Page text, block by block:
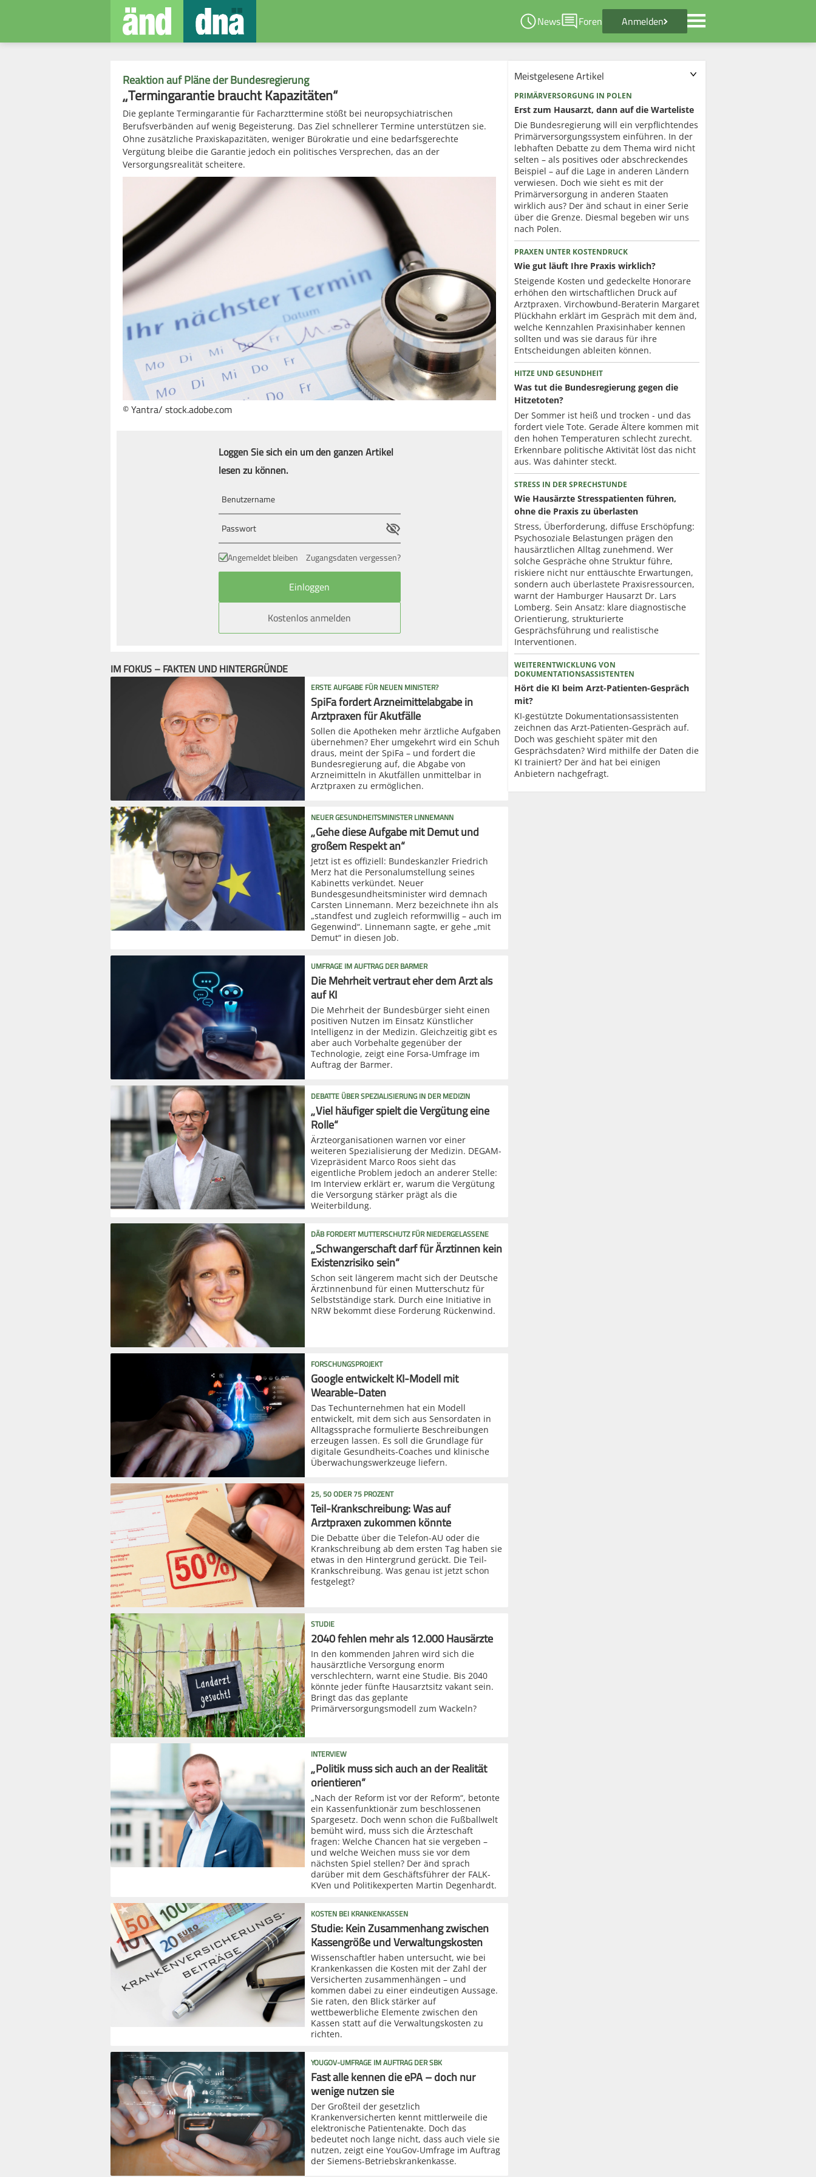
News Foren Anmelden
Reaktion auf Pläne der Bundesregierung
„Termingarantie braucht Kapazitäten“
Die geplante Termingarantie für Facharzttermine stößt bei neuropsychiatrischen
Berufsverbänden auf wenig Begeisterung. Das Ziel schnellerer Termine unterstützen sie.
Ohne zusätzliche Praxiskapazitäten, weniger Bürokratie und eine bedarfsgerechte
Vergütung bleibe die Garantie jedoch ein politisches Versprechen, das an der
Versorgungsrealität scheitere.
© Yantra/ stock.adobe.com
Loggen Sie sich ein um den ganzen Artikel
lesen zu können.
Angemeldet bleiben Zugangsdaten vergessen?
Kostenlos anmelden
IM FOKUS – FAKTEN UND HINTERGRÜNDE
ERSTE AUFGABE FÜR NEUEN MINISTER?
SpiFa fordert Arzneimittelabgabe in
Arztpraxen für Akutfälle
Sollen die Apotheken mehr ärztliche Aufgaben
übernehmen? Eher umgekehrt wird ein Schuh
draus, meint der SpiFa – und fordert die
Bundesregierung auf, die Abgabe von
Arzneimitteln in Akutfällen unmittelbar in
Arztpraxen zu ermöglichen.
NEUER GESUNDHEITSMINISTER LINNEMANN
„Gehe diese Aufgabe mit Demut und
großem Respekt an“
Jetzt ist es offiziell: Bundeskanzler Friedrich
Merz hat die Personalumstellung seines
Kabinetts verkündet. Neuer
Bundesgesundheitsminister wird demnach
Carsten Linnemann. Merz bezeichnete ihn als
„standfest und zugleich reformwillig – auch im
Gegenwind“. Linnemann sagte, er gehe „mit
Demut“ in diesen Job.
UMFRAGE IM AUFTRAG DER BARMER
Die Mehrheit vertraut eher dem Arzt als
auf KI
Die Mehrheit der Bundesbürger sieht einen
positiven Nutzen im Einsatz Künstlicher
Intelligenz in der Medizin. Gleichzeitig gibt es
aber auch Vorbehalte gegenüber der
Technologie, zeigt eine Forsa-Umfrage im
Auftrag der Barmer.
DEBATTE ÜBER SPEZIALISIERUNG IN DER MEDIZIN
„Viel häufiger spielt die Vergütung eine
Rolle“
Ärzteorganisationen warnen vor einer
weiteren Spezialisierung der Medizin. DEGAM-
Vizepräsident Marco Roos sieht das
eigentliche Problem jedoch an anderer Stelle:
Im Interview erklärt er, warum die Vergütung
die Versorgung stärker prägt als die
Weiterbildung.
DÄB FORDERT MUTTERSCHUTZ FÜR NIEDERGELASSENE
„Schwangerschaft darf für Ärztinnen kein
Existenzrisiko sein“
Schon seit längerem macht sich der Deutsche
Ärztinnenbund für einen Mutterschutz für
Selbstständige stark. Durch eine Initiative in
NRW bekommt diese Forderung Rückenwind.
FORSCHUNGSPROJEKT
Google entwickelt KI-Modell mit
Wearable-Daten
Das Techunternehmen hat ein Modell
entwickelt, mit dem sich aus Sensordaten in
Alltagssprache formulierte Beschreibungen
erzeugen lassen. Es soll die Grundlage für
digitale Gesundheits-Coaches und klinische
Überwachungswerkzeuge liefern.
25, 50 ODER 75 PROZENT
Teil-Krankschreibung: Was auf
Arztpraxen zukommen könnte
Die Debatte über die Telefon-AU oder die
Krankschreibung ab dem ersten Tag haben sie
etwas in den Hintergrund gerückt. Die Teil-
Krankschreibung. Was genau ist jetzt schon
festgelegt?
STUDIE
2040 fehlen mehr als 12.000 Hausärzte
In den kommenden Jahren wird sich die
hausärztliche Versorgung enorm
verschlechtern, warnt eine Studie. Bis 2040
könnte jeder fünfte Hausarztsitz vakant sein.
Bringt das das geplante
Primärversorgungsmodell zum Wackeln?
INTERVIEW
„Politik muss sich auch an der Realität
orientieren“
„Nach der Reform ist vor der Reform“, betonte
ein Kassenfunktionär zum beschlossenen
Spargesetz. Doch wenn schon die Fußballwelt
bemüht wird, muss sich die Ärzteschaft
fragen: Welche Chancen hat sie vergeben –
und welche Weichen muss sie vor dem
nächsten Spiel stellen? Der änd sprach
darüber mit dem Geschäftsführer der FALK-
KVen und Politikexperten Martin Degenhardt.
KOSTEN BEI KRANKENKASSEN
Studie: Kein Zusammenhang zwischen
Kassengröße und Verwaltungskosten
Wissenschaftler haben untersucht, wie bei
Krankenkassen die Kosten mit der Zahl der
Versicherten zusammenhängen – und
kommen dabei zu einer eindeutigen Aussage.
Sie raten, den Blick stärker auf
wettbewerbliche Elemente zwischen den
Kassen statt auf die Verwaltungskosten zu
richten.
YOUGOV-UMFRAGE IM AUFTRAG DER SBK
Fast alle kennen die ePA – doch nur
wenige nutzen sie
Der Großteil der gesetzlich
Krankenversicherten kennt mittlerweile die
elektronische Patientenakte. Doch das
bedeutet noch lange nicht, dass auch viele sie
nutzen, zeigt eine YouGov-Umfrage im Auftrag
der Siemens-Betriebskrankenkasse.
Meistgelesene Artikel
PRIMÄRVERSORGUNG IN POLEN
Erst zum Hausarzt, dann auf die Warteliste
Die Bundesregierung will ein verpflichtendes
Primärversorgungssystem einführen. In der
lebhaften Debatte zu dem Thema wird nicht
selten – als positives oder abschreckendes
Beispiel – auf die Lage in anderen Ländern
verwiesen. Doch wie sieht es mit der
Primärversorgung in anderen Staaten
wirklich aus? Der änd schaut in einer Serie
über die Grenze. Diesmal begeben wir uns
nach Polen.
PRAXEN UNTER KOSTENDRUCK
Wie gut läuft Ihre Praxis wirklich?
Steigende Kosten und gedeckelte Honorare
erhöhen den wirtschaftlichen Druck auf
Arztpraxen. Virchowbund-Beraterin Margaret
Plückhahn erklärt im Gespräch mit dem änd,
welche Kennzahlen Praxisinhaber kennen
sollten und was sie daraus für ihre
Entscheidungen ableiten können.
HITZE UND GESUNDHEIT
Was tut die Bundesregierung gegen die
Hitzetoten?
Der Sommer ist heiß und trocken - und das
fordert viele Tote. Gerade Ältere kommen mit
den hohen Temperaturen schlecht zurecht.
Erkennbare politische Aktivität löst das nicht
aus. Was dahinter steckt.
STRESS IN DER SPRECHSTUNDE
Wie Hausärzte Stresspatienten führen,
ohne die Praxis zu überlasten
Stress, Überforderung, diffuse Erschöpfung:
Psychosoziale Belastungen prägen den
hausärztlichen Alltag zunehmend. Wer
solche Gespräche ohne Struktur führe,
riskiere nicht nur enttäuschte Erwartungen,
sondern auch überlastete Praxisressourcen,
warnt der Hamburger Hausarzt Dr. Lars
Lomberg. Sein Ansatz: klare diagnostische
Orientierung, strukturierte
Gesprächsführung und realistische
Interventionen.
WEITERENTWICKLUNG VON
DOKUMENTATIONSASSISTENTEN
Hört die KI beim Arzt-Patienten-Gespräch
mit?
KI-gestützte Dokumentationsassistenten
zeichnen das Arzt-Patienten-Gespräch auf.
Doch was geschieht später mit den
Gesprächsdaten? Wird mithilfe der Daten die
KI trainiert? Der änd hat bei einigen
Anbietern nachgefragt.